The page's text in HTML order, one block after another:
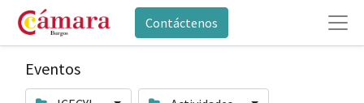
Contáctenos
Eventos